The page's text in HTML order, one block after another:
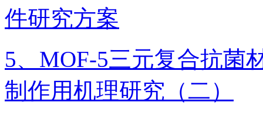
件研究方案
5、MOF-5三元复合抗菌
制作用机理研究（二）